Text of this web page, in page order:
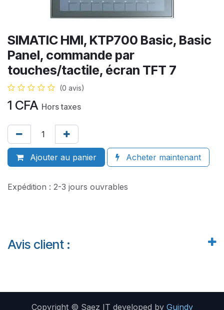
SIMATIC HMI, KTP700 Basic, Basic
Panel, commande par
touches/tactile, écran TFT 7
(0 avis)
1 CFA Hors taxes
Ajouter au panier Acheter maintenant
Expédition : 2-3 jours ouvrables
Avis client :
Copyright © Saez IT developed by Guindy